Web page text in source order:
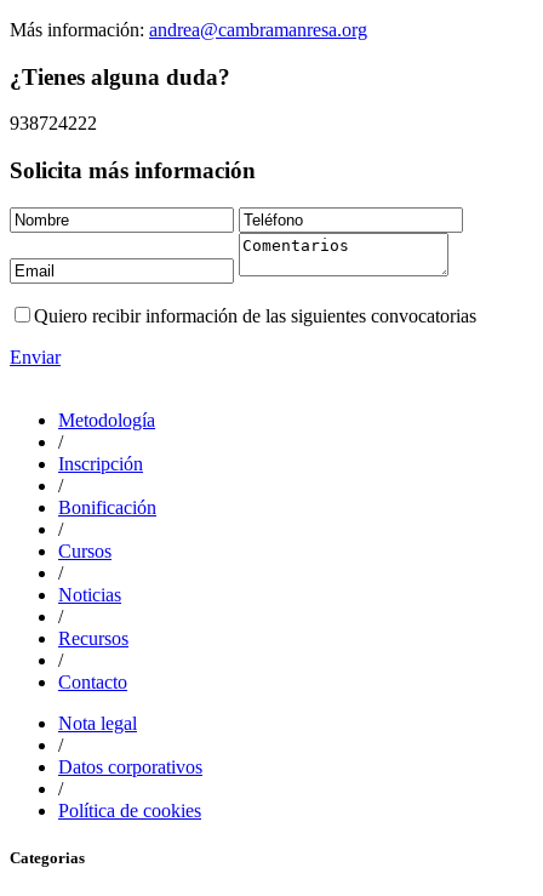
Más información: andrea@cambramanresa.org
¿Tienes alguna duda?
938724222
Solicita más información
Quiero recibir información de las siguientes convocatorias
Enviar
Metodología
/
Inscripción
/
Bonificación
/
Cursos
/
Noticias
/
Recursos
/
Contacto
Nota legal
/
Datos corporativos
/
Política de cookies
Categorias